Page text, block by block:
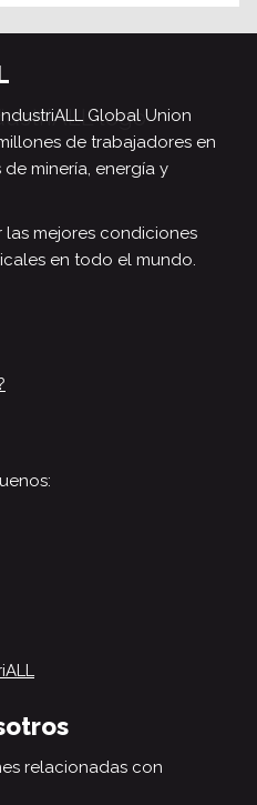
Global Union
de trabajadores en
minería, energía y
mejores condiciones
en todo el mundo.
relacionadas con